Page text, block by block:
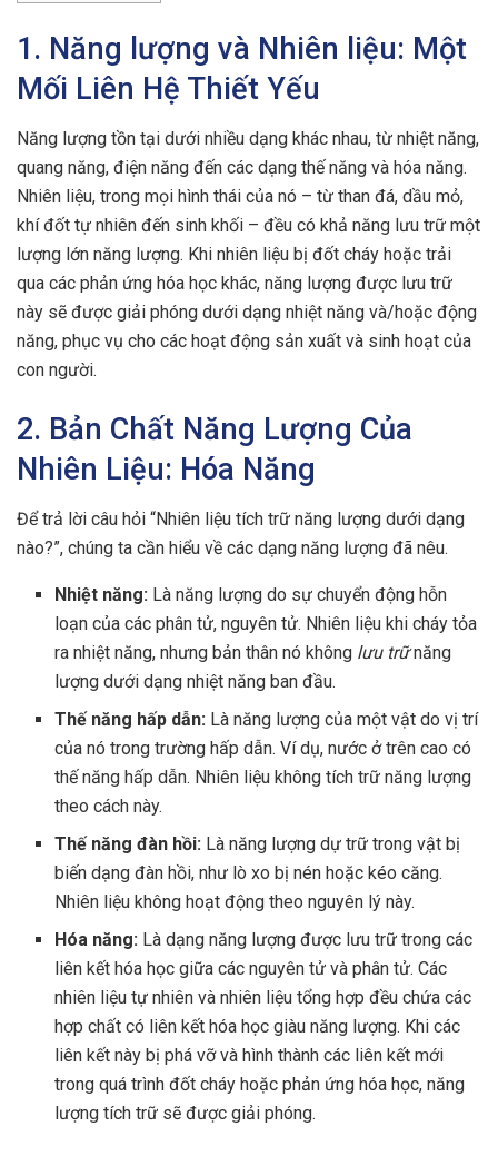
1. Năng lượng và Nhiên liệu: Một
Mối Liên Hệ Thiết Yếu
Năng lượng tồn tại dưới nhiều dạng khác nhau, từ nhiệt năng,
quang năng, điện năng đến các dạng thế năng và hóa năng.
Nhiên liệu, trong mọi hình thái của nó – từ than đá, dầu mỏ,
khí đốt tự nhiên đến sinh khối – đều có khả năng lưu trữ một
lượng lớn năng lượng. Khi nhiên liệu bị đốt cháy hoặc trải
qua các phản ứng hóa học khác, năng lượng được lưu trữ
này sẽ được giải phóng dưới dạng nhiệt năng và/hoặc động
năng, phục vụ cho các hoạt động sản xuất và sinh hoạt của
con người.
2. Bản Chất Năng Lượng Của
Nhiên Liệu: Hóa Năng
Để trả lời câu hỏi “Nhiên liệu tích trữ năng lượng dưới dạng
nào?”, chúng ta cần hiểu về các dạng năng lượng đã nêu.
Nhiệt năng: Là năng lượng do sự chuyển động hỗn
loạn của các phân tử, nguyên tử. Nhiên liệu khi cháy tỏa
ra nhiệt năng, nhưng bản thân nó không lưu trữnăng
lượng dưới dạng nhiệt năng ban đầu.
Thế năng hấp dẫn: Là năng lượng của một vật do vị trí
của nó trong trường hấp dẫn. Ví dụ, nước ở trên cao có
thế năng hấp dẫn. Nhiên liệu không tích trữ năng lượng
theo cách này.
Thế năng đàn hồi: Là năng lượng dự trữ trong vật bị
biến dạng đàn hồi, như lò xo bị nén hoặc kéo căng.
Nhiên liệu không hoạt động theo nguyên lý này.
Hóa năng: Là dạng năng lượng được lưu trữ trong các
liên kết hóa học giữa các nguyên tử và phân tử. Các
nhiên liệu tự nhiên và nhiên liệu tổng hợp đều chứa các
hợp chất có liên kết hóa học giàu năng lượng. Khi các
liên kết này bị phá vỡ và hình thành các liên kết mới
trong quá trình đốt cháy hoặc phản ứng hóa học, năng
lượng tích trữ sẽ được giải phóng.